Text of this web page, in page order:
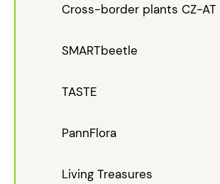
Cross-border plants CZ-AT
SMARTbeetle
TASTE
PannFlora
Living Treasures